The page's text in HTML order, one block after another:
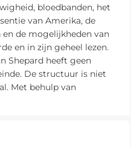
bloedbanden, het
van Amerika, de
de mogelijkheden van
en in zijn geheel lezen.
Shepard heeft geen
De structuur is niet
Met behulp van